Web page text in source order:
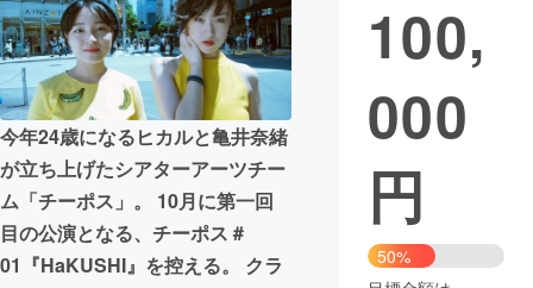
映像・映画 書籍・雑誌
ビジネス・起業 チャレンジ
まちづくり・地域活性化
CAMPFIRE for Social Good
CAMPFIRE Creation
CAMPFIREふるさと納税
コミュニティ
今年24歳になるヒカルと亀井奈緒
が立ち上げたシアターアーツチー
ム「チーポス」。 10月に第一回
目の公演となる、チーポス＃
01『HaKUSHI』を控える。 クラ
100,
000
円
50%